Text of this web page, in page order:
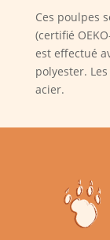
Ces poulpes
(certifié
est effectué
polyester.
acier.